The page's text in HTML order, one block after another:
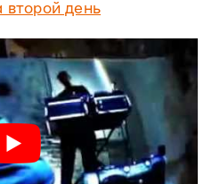
второй день